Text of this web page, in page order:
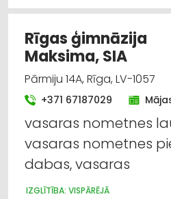
Izglītība: vispārējā
Kontroles dienesti
DARBĀ IEKĀRTOŠANA,
SERTIFIKĀCIJA UN STANDARTIZĀCIJA
Rīgas ģimnāzija
Maksima, SIA
Pārmiju 14A, Rīga, LV-1057
+371 67187029
vasaras nometnes
vasaras nometnes
dabas, vasaras
IZGLĪTĪBA: VISPĀRĒJĀ